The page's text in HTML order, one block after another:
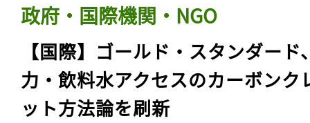
政府・国際機関・NGO
【国際】ゴールド・スタンダード
力・飲料水アクセスのカーボンク
ット方法論を刷新